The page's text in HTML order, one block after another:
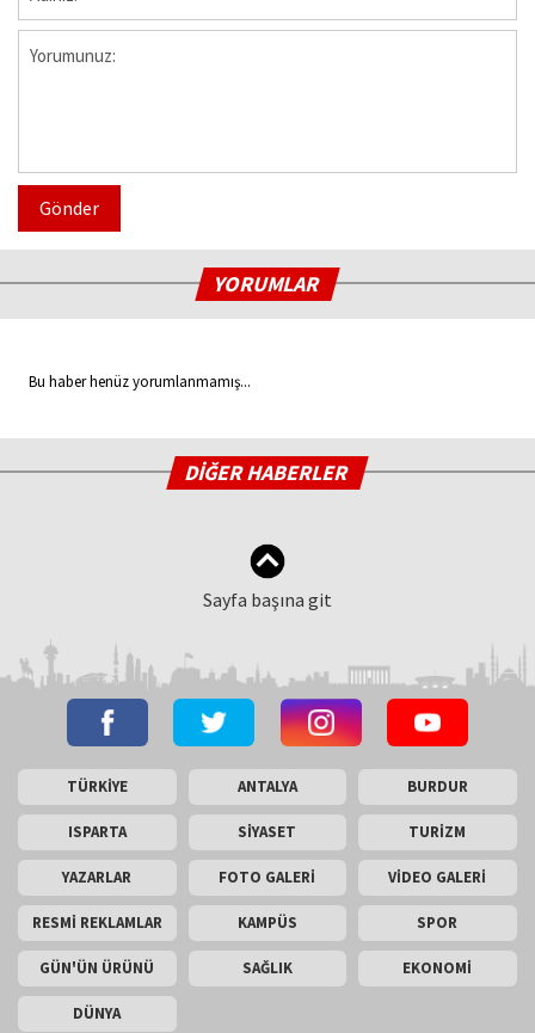
Gönder
YORUMLAR
Bu haber henüz yorumlanmamış...
DİĞER HABERLER
Sayfa başına git
TÜRKİYE ANTALYA BURDUR
ISPARTA SİYASET TURİZM
YAZARLAR FOTO GALERİ VİDEO GALERİ
RESMİ REKLAMLAR KAMPÜS SPOR
GÜN'ÜN ÜRÜNÜ SAĞLIK EKONOMİ
DÜNYA